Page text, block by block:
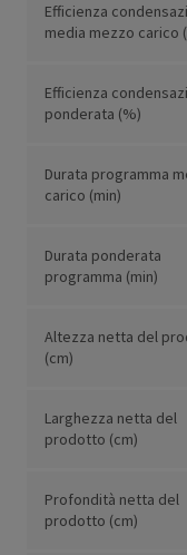
Efficienza
media mezzo carico
Efficienza
ponderata (%)
Durata programma
carico (min)
Durata ponderata
programma (min)
Altezza netta del
(cm)
Larghezza netta del
prodotto (cm)
Profondità netta del
prodotto (cm)